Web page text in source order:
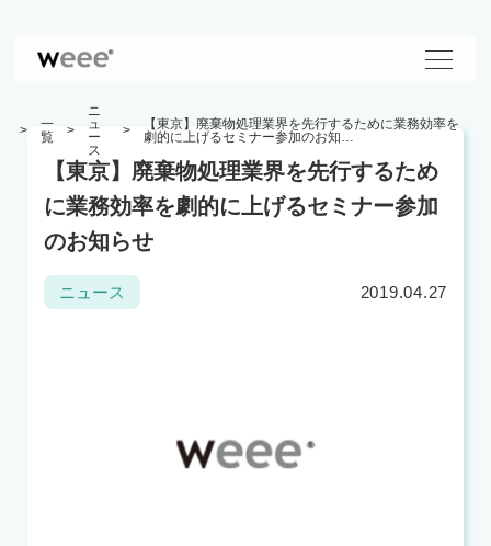
一
覧
ニ
ュ
ー
ス
【東京】廃棄物処理業界を先行するために業務効率を
劇的に上げるセミナー参加のお知…
【東京】廃棄物処理業界を先行するため
に業務効率を劇的に上げるセミナー参加
のお知らせ
ニュース 2019.04.27